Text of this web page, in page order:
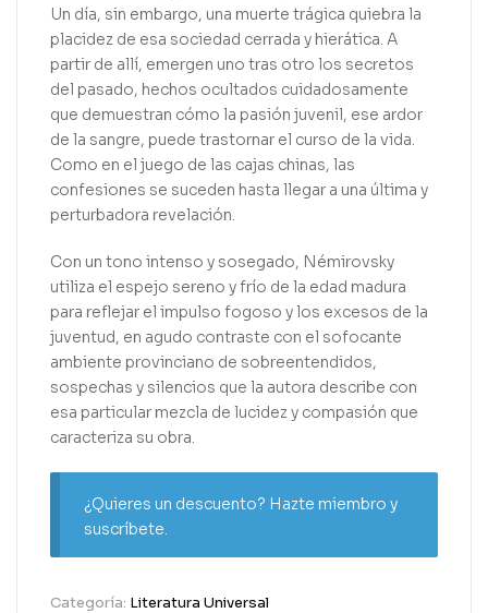
Un día, sin embargo, una muerte trágica quiebra la
placidez de esa sociedad cerrada y hierática. A
partir de allí, emergen uno tras otro los secretos
del pasado, hechos ocultados cuidadosamente
que demuestran cómo la pasión juvenil, ese ardor
de la sangre, puede trastornar el curso de la vida.
Como en el juego de las cajas chinas, las
confesiones se suceden hasta llegar a una última y
perturbadora revelación.
Con un tono intenso y sosegado, Némirovsky
utiliza el espejo sereno y frío de la edad madura
para reflejar el impulso fogoso y los excesos de la
juventud, en agudo contraste con el sofocante
ambiente provinciano de sobreentendidos,
sospechas y silencios que la autora describe con
esa particular mezcla de lucidez y compasión que
caracteriza su obra.
¿Quieres un descuento? Hazte miembro y
suscríbete.
Categoría: Literatura Universal